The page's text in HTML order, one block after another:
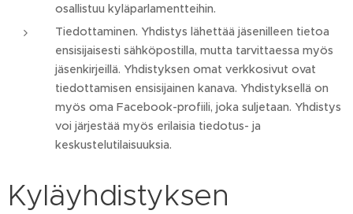
osallistuu kyläparlamentteihin.
Tiedottaminen. Yhdistys lähettää jäsenilleen tietoa
ensisijaisesti sähköpostilla, mutta tarvittaessa myös
jäsenkirjeillä. Yhdistyksen omat verkkosivut ovat
tiedottamisen ensisijainen kanava. Yhdistyksellä on
myös oma Facebook-profiili, joka suljetaan. Yhdistys
voi järjestää myös erilaisia tiedotus- ja
keskustelutilaisuuksia.
Kyläyhdistyksen